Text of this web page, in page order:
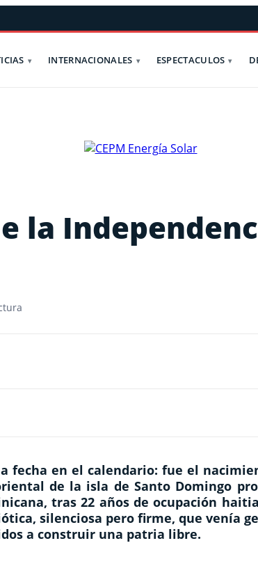
INTERNACIONALES ESPECTACULOS
la
fecha en el calendario: fue el
de la isla de Santo Domingo
tras 22 años de ocupación
silenciosa pero firme, que venía
a construir una patria libre.